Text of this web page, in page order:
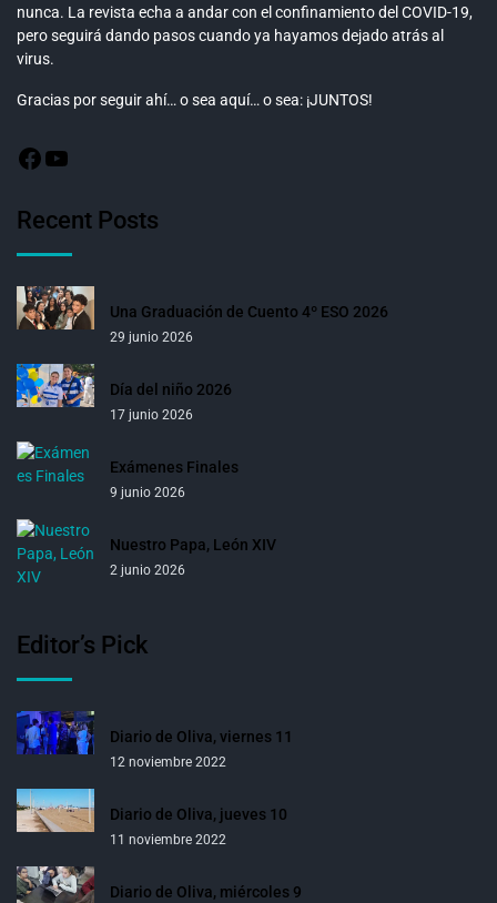
nunca. La revista echa a andar con el confinamiento del COVID-19,
pero seguirá dando pasos cuando ya hayamos dejado atrás al
virus.
Gracias por seguir ahí… o sea aquí… o sea: ¡JUNTOS!
Recent Posts
Una Graduación de Cuento 4º ESO 2026
29 junio 2026
Día del niño 2026
17 junio 2026
Exámenes Finales
9 junio 2026
Nuestro Papa, León XIV
2 junio 2026
Editor’s Pick
Diario de Oliva, viernes 11
12 noviembre 2022
Diario de Oliva, jueves 10
11 noviembre 2022
Diario de Oliva, miércoles 9